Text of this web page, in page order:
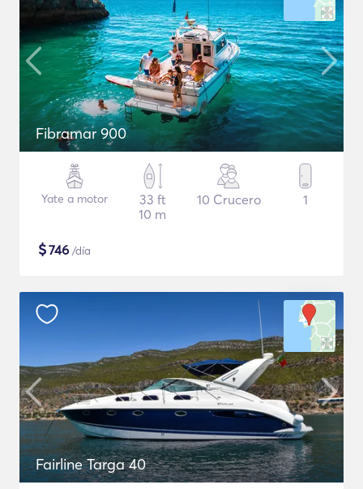
Fibramar 900
Yate a motor
33 ft
10 m
10 Crucero 1
$746 /día
Fairline Targa 40